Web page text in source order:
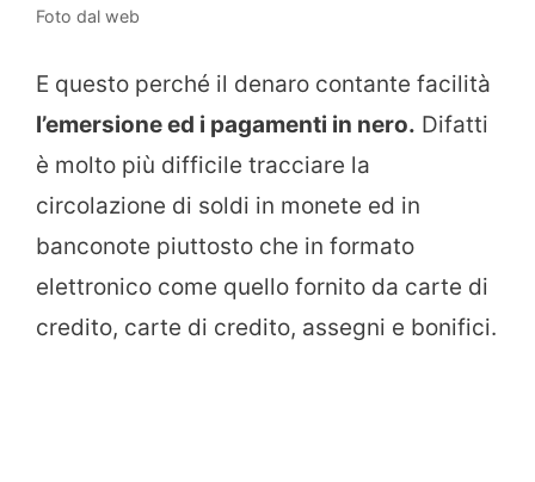
Foto dal web
E questo perché il denaro contante facilità
l’emersione ed i pagamenti in nero. Difatti
è molto più difficile tracciare la
circolazione di soldi in monete ed in
banconote piuttosto che in formato
elettronico come quello fornito da carte di
credito, carte di credito, assegni e bonifici.